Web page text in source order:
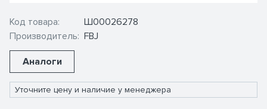
Код товара:
Производитель:
Ш00026278
FBJ
Аналоги
Уточните цену и наличие у менеджера